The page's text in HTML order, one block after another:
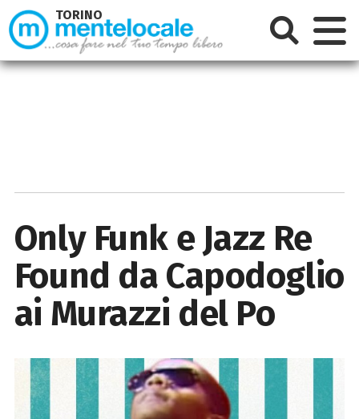
Only Funk e Jazz Re
Found da Capodoglio
ai Murazzi del Po
TORINO